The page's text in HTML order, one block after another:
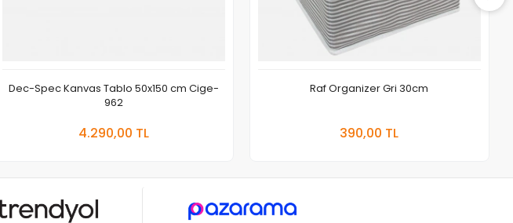
Dec-Spec Kanvas Tablo 50x150 cm Cige-
962
4.290,00 TL
Raf Organizer Gri 30cm
390,00 TL